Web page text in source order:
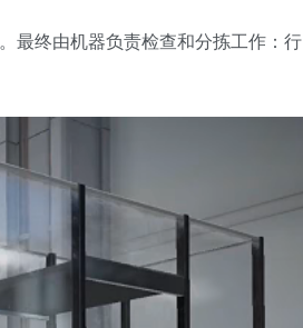
最终由机器负责检查和分拣工作：行